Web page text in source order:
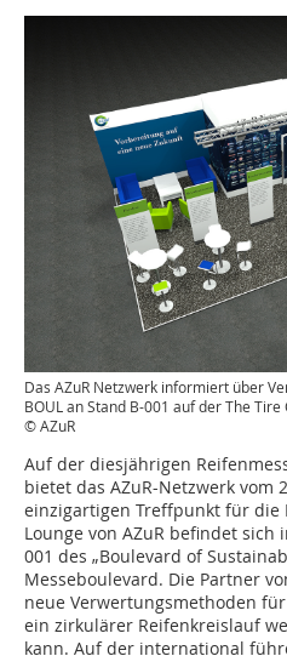
Das AZuR Netzwerk informiert über
BOUL an Stand B-001 auf der The Tire
© AZuR
Auf der diesjährigen
bietet das AZuR-Netzwerk vom
einzigartigen Treffpunkt für die
Lounge von AZuR befindet sich
001 des „Boulevard of
Messeboulevard. Die Partner
neue Verwertungsmethoden
ein zirkulärer Reifenkreislauf
kann. Auf der international